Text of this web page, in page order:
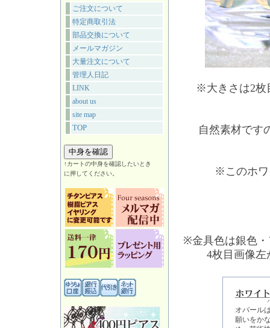
ご注文について
特定商取引法
部品交換について
メールマガジン
大量注文について
管理人日記
LINK
about us
site map
TOP
↑カートの中身を確認したいとき
に押してください。
※大きさは2枚
自然素材です
※このホワ
※金具色は銀色
4枚目画像
オパール
願いをか